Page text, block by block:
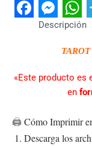
Facebook
Descripción
«Este producto es
en
🖨️ Cómo Imprimir
Descarga los